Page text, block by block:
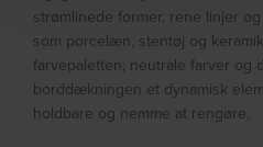
strømlinede former, rene linjer
som porcelæn, stentøj og
farvepaletten; neutrale farver og
borddækningen et dynamisk
holdbare og nemme at rengøre.